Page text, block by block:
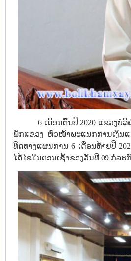
6 ເດືອນຕົ້ນປີ 2020 ແຂວງ
ພັກແຂວງ ຫົວໜ້າພະແນກການເງິນແ
ທິດທາງແຜນການ 6 ເດືອນທ້າຍປີ
ໄດ້ໄຂໃນຕອນເຊົ້າຂອງວັນທີ 09 ກໍລ